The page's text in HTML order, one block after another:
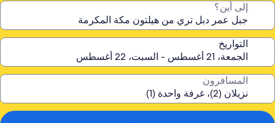
4.0
إلى أين؟
التواريخ
المسافرون